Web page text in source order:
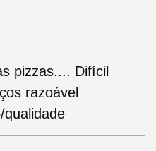
pizzas.... Difícil
razoável
qualidade